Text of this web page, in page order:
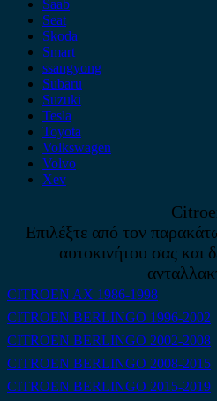
Saab
Seat
Skoda
Smart
ssangyong
Subaru
Suzuki
Tesla
Toyota
Volkswagen
Volvo
Xev
Επιλέξτε από τον
αυτοκινήτου σας και
CITROEN AX 1986-1998
CITROEN BERLINGO 1996-2002
CITROEN BERLINGO 2002-2008
CITROEN BERLINGO 2008-2015
CITROEN BERLINGO 2015-2019